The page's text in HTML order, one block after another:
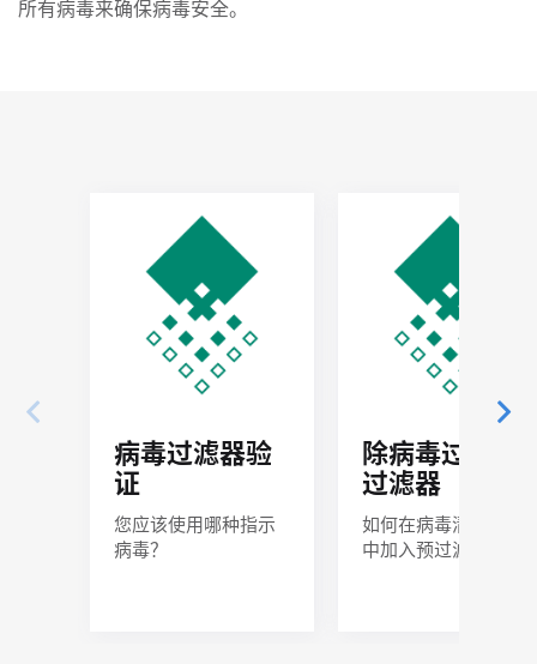
所有病毒来确保病毒安全。
病毒过滤器验
证
您应该使用哪种指示
病毒？
除病毒过滤预
过滤器
如何在病毒清除研究
中加入预过滤器？